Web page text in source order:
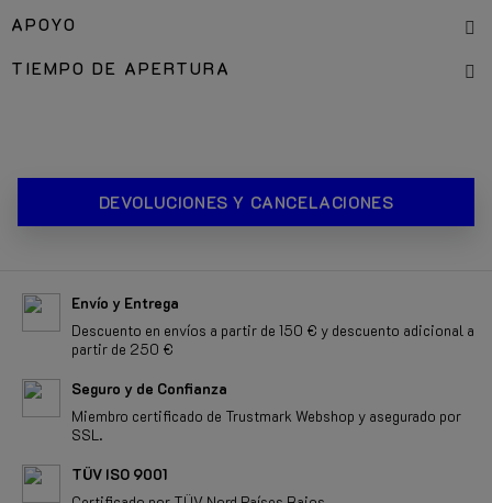
APOYO
TIEMPO DE APERTURA
DEVOLUCIONES Y CANCELACIONES
Envío y Entrega
Descuento en envíos a partir de 150 € y descuento adicional a
partir de 250 €
Seguro y de Confianza
Miembro certificado de Trustmark Webshop y asegurado por
SSL.
TÜV ISO 9001